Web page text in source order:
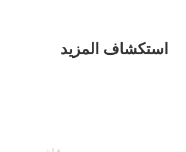
استكشاف المزيد